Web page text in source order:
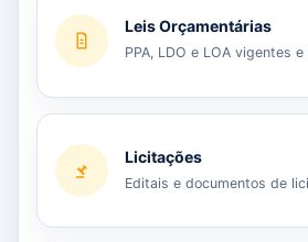
Leis Orçamentárias
PPA, LDO e LOA vigentes
Licitações
Editais e documentos de